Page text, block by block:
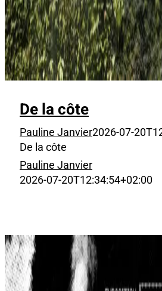
De la côte
Pauline Janvier2026-07-
De la côte
Pauline Janvier
2026-07-20T12:34:54+02:00